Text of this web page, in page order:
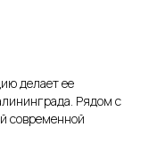
делает ее
Рядом с
современной